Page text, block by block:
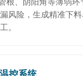
根、阴阳角等薄弱环
风险，生成精准下
。